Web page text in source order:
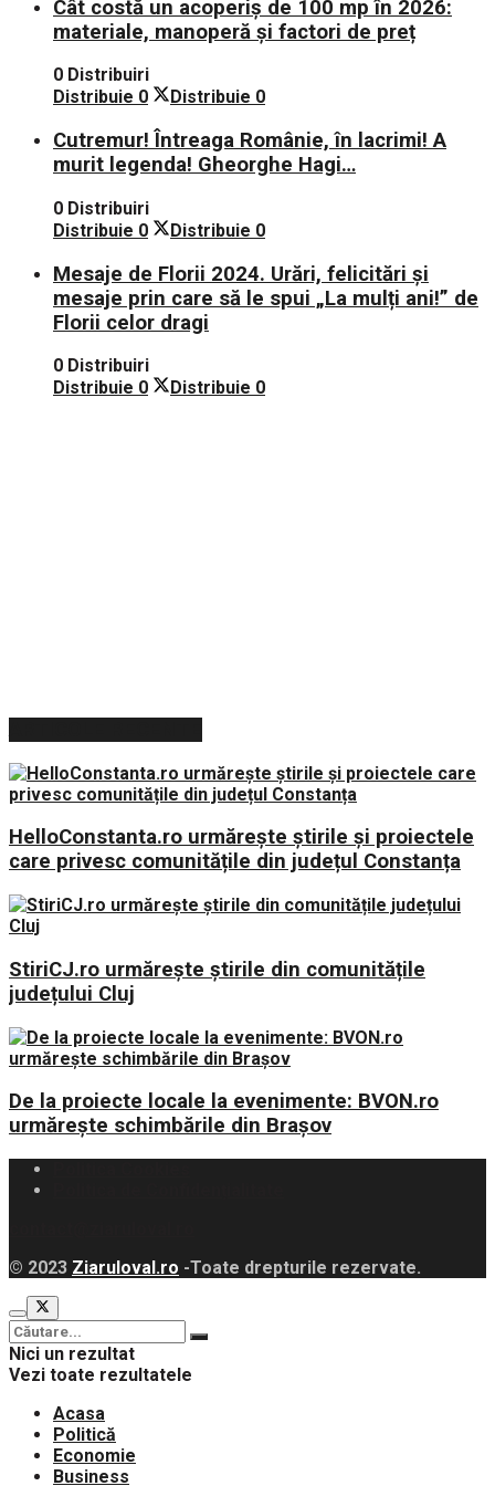
Cât costă un acoperiș de 100 mp în 2026:
materiale, manoperă și factori de preț
0 Distribuiri
Distribuie 0 Distribuie 0
Cutremur! Întreaga Românie, în lacrimi! A
murit legenda! Gheorghe Hagi…
0 Distribuiri
Distribuie 0 Distribuie 0
Mesaje de Florii 2024. Urări, felicitări și
mesaje prin care să le spui „La mulți ani!” de
Florii celor dragi
0 Distribuiri
Distribuie 0 Distribuie 0
HelloConstanta.ro urmărește știrile și proiectele
care privesc comunitățile din județul Constanța
StiriCJ.ro urmărește știrile din comunitățile
județului Cluj
De la proiecte locale la evenimente: BVON.ro
urmărește schimbările din Brașov
© 2023 Ziaruloval.ro -Toate drepturile rezervate.
Nici un rezultat
Vezi toate rezultatele
Acasa
Politică
Economie
Business